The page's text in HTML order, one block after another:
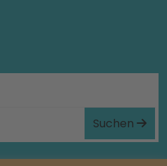
Suchen